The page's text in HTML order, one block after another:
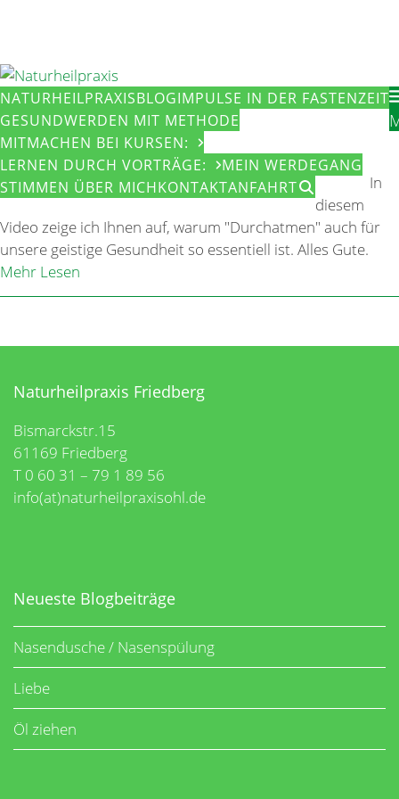
NATURHEILPRAXISBLOGIMPULSE IN DER FASTENZEIT
GESUNDWERDEN MIT METHODE
MITMACHEN BEI KURSEN:
LERNEN DURCH VORTRÄGE:
MEIN WERDEGANG
STIMMEN ÜBER MICHKONTAKTANFAHRT
In
diesem
Video zeige ich Ihnen auf, warum "Durchatmen" auch für
unsere geistige Gesundheit so essentiell ist. Alles Gute.
Mehr Lesen
Naturheilpraxis Friedberg
Bismarckstr.15
61169 Friedberg
T 0 60 31 – 79 1 89 56
info(at)naturheilpraxisohl.de
Neueste Blogbeiträge
Nasendusche / Nasenspülung
Liebe
Öl ziehen